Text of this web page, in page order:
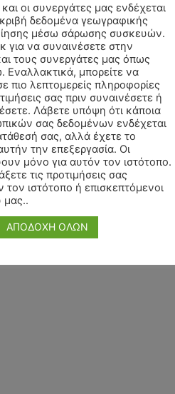
οι συνεργάτες μας ενδέχεται
δεδομένα γεωγραφικής
μέσω σάρωσης συσκευών.
για να συναινέσετε στην
τους συνεργάτες μας όπως
Εναλλακτικά, μπορείτε να
πιο λεπτομερείς πληροφορίες
σας πριν συναινέσετε ή
Λάβετε υπόψη ότι κάποια
σας δεδομένων ενδέχεται
σας, αλλά έχετε το
την επεξεργασία. Οι
μόνο για αυτόν τον ιστότοπο.
τις προτιμήσεις σας
ιστότοπο ή επισκεπτόμενοι
μας..
ΑΠΟΔΟΧΗ ΟΛΩΝ